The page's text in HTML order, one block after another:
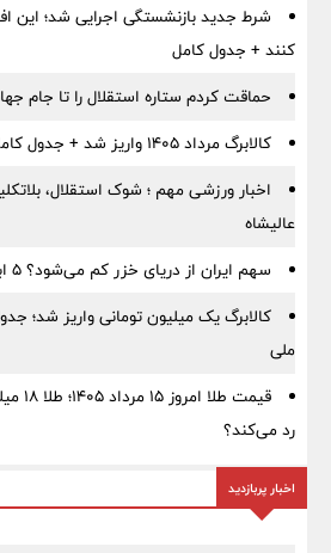
کنند + جدول کامل
حماقت کردم ستاره استقلال را تا جام
کالابرگ مرداد ۱۴۰۵ واریز شد + جدول کامل
اخبار ورزشی مهم ؛ شوک استقلال،
عالیشاه
سهم ایران از دریای خزر کم می‌شود؟ ۵ ابهام مهم کنوانسیون خزر
کالابرگ یک میلیون تومانی واریز شد؛
ملی
رد می‌کند؟
اخبار پربازدید